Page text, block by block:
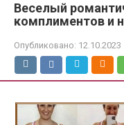
Веселый
комплиментов и
Опубликовано: 12.10.2023